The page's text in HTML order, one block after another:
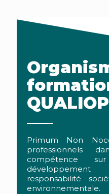
Primum Non
professionnels
compétence
responsabilité
environnementale.